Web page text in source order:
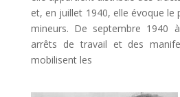
et, en juillet 1940, elle évoque le
mineurs. De septembre 1940
arrêts de travail et des
mobilisent les